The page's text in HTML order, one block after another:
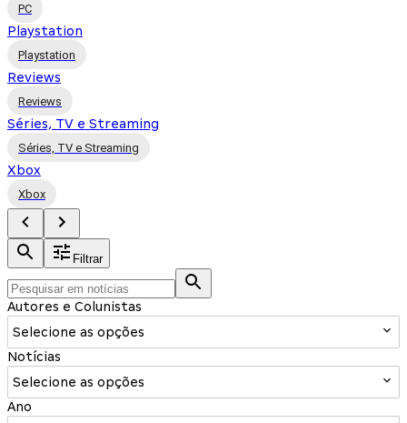
PC
Playstation
Playstation
Reviews
Reviews
Séries, TV e Streaming
Séries, TV e Streaming
Xbox
Xbox
Filtrar
Autores e Colunistas
Selecione as opções
Notícias
Selecione as opções
Ano